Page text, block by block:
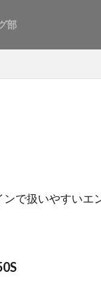
部
で扱いやすい